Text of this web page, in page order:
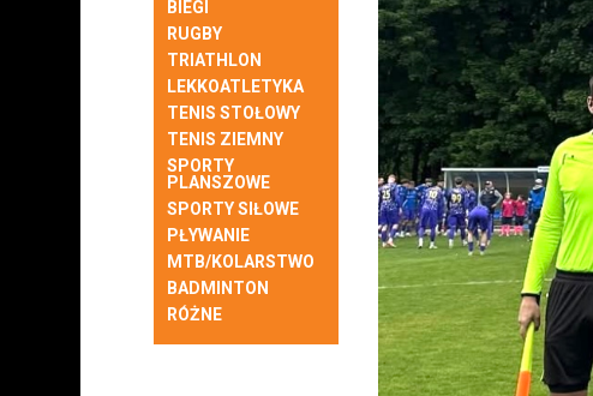
BIEGI
RUGBY
TRIATHLON
LEKKOATLETYKA
TENIS STOŁOWY
TENIS ZIEMNY
SPORTY
PLANSZOWE
SPORTY SIŁOWE
PŁYWANIE
MTB/KOLARSTWO
BADMINTON
RÓŻNE